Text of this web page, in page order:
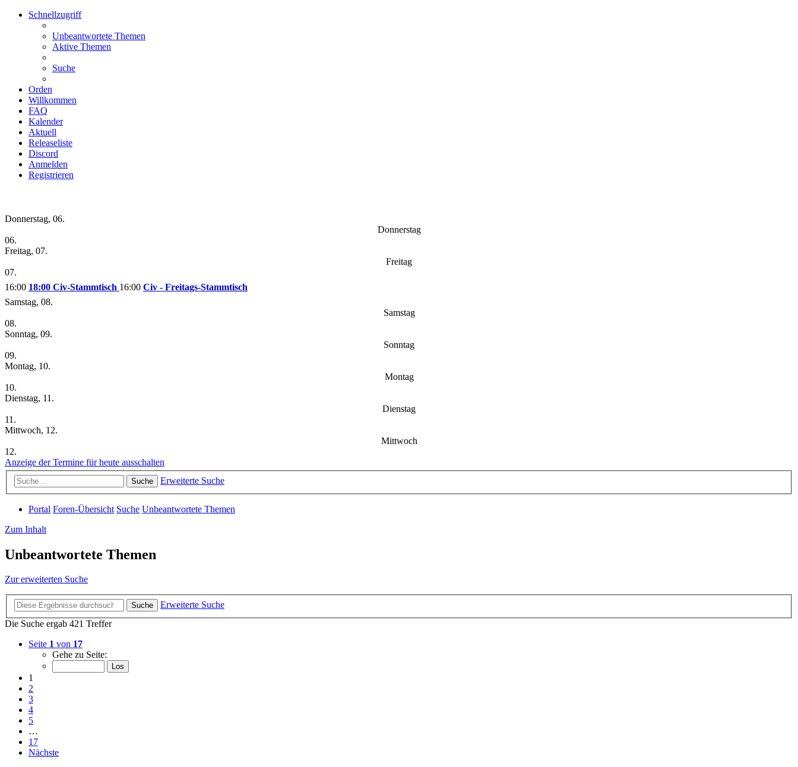
Schnellzugriff
Unbeantwortete Themen
Aktive Themen
Suche
Orden
Willkommen
FAQ
Kalender
Aktuell
Releaseliste
Discord
Anmelden
Registrieren
Donnerstag, 06.
Donnerstag
06.
Freitag, 07.
Freitag
07.
16:00 18:00 Civ-Stammtisch 16:00 Civ - Freitags-Stammtisch
Samstag, 08.
Samstag
08.
Sonntag, 09.
Sonntag
09.
Montag, 10.
Montag
10.
Dienstag, 11.
Dienstag
11.
Mittwoch, 12.
Mittwoch
12.
Anzeige der Termine für heute ausschalten
Suche Erweiterte Suche
Portal Foren-Übersicht Suche Unbeantwortete Themen
Zum Inhalt
Unbeantwortete Themen
Zur erweiterten Suche
Suche
Erweiterte Suche
Die Suche ergab 421 Treffer
Seite 1 von 17
Gehe zu Seite:
1
2
3
4
5
…
17
Nächste